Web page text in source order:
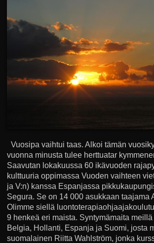
Vuosipa vaihtui taas. Alkoi tämän
vuonna minusta tulee herttuatar
Saavutan lokakuussa 60 ikävuoden
kulttuuria oppimassa Vuoden vaihteen
ja V:n) kanssa Espanjassa
Segura. Se on 14 000 asukkaan taajama
Olimme siellä
9 henkeä eri maista. Syntymämaita
Belgia, Hollanti, Espanja ja Suomi, josta
suomalainen Riitta Wahlström, jonka